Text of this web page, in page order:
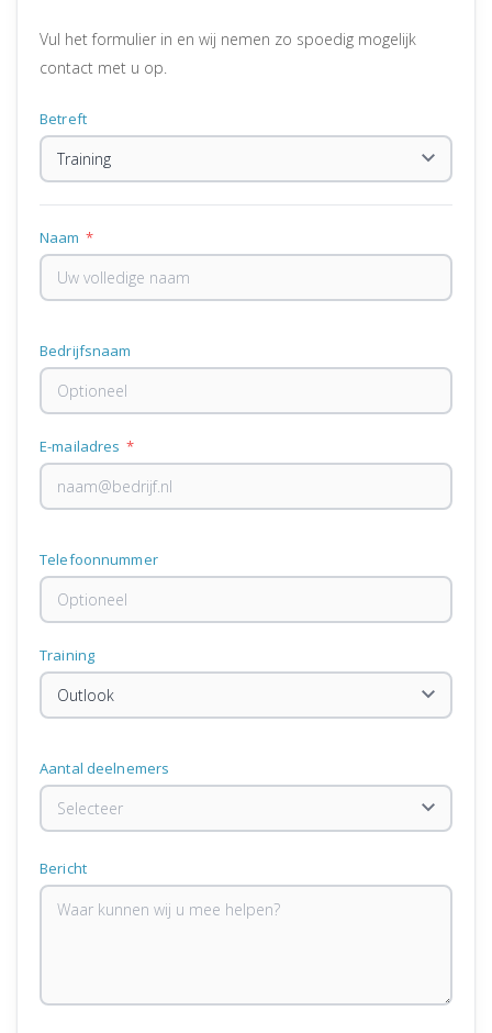
Vul het formulier in en wij nemen zo spoedig mogelijk
contact met u op.
Betreft
Naam *
Bedrijfsnaam
E-mailadres *
Telefoonnummer
Training
Aantal deelnemers
Bericht